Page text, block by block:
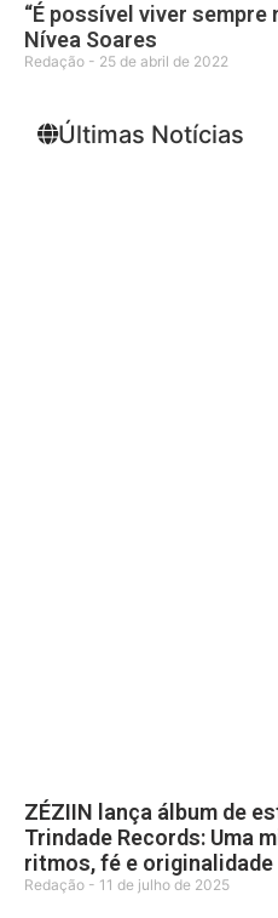
“É possível viver sempre
Nívea Soares
Redação 25 de abril de 2022
Últimas Notícias
ZÉZIIN lança álbum de
Trindade Records: Uma
ritmos, fé e originalidade
Redação 11 de julho de 2025